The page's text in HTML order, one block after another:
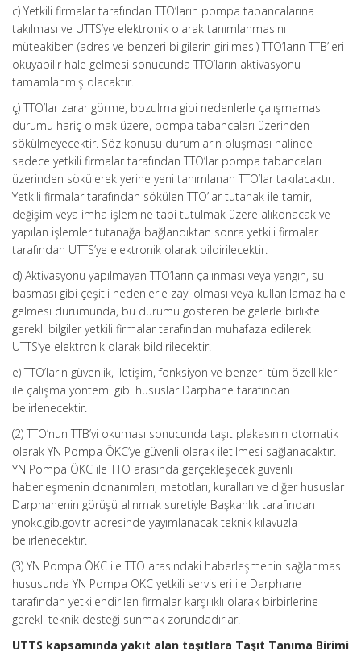
c) Yetkili firmalar tarafından TTO’ların pompa tabancalarına
takılması ve UTTS’ye elektronik olarak tanımlanmasını
müteakiben (adres ve benzeri bilgilerin girilmesi) TTO’ların TTB’leri
okuyabilir hale gelmesi sonucunda TTO’ların aktivasyonu
tamamlanmış olacaktır.
ç) TTO’lar zarar görme, bozulma gibi nedenlerle çalışmaması
durumu hariç olmak üzere, pompa tabancaları üzerinden
sökülmeyecektir. Söz konusu durumların oluşması halinde
sadece yetkili firmalar tarafından TTO’lar pompa tabancaları
üzerinden sökülerek yerine yeni tanımlanan TTO’lar takılacaktır.
Yetkili firmalar tarafından sökülen TTO’lar tutanak ile tamir,
değişim veya imha işlemine tabi tutulmak üzere alıkonacak ve
yapılan işlemler tutanağa bağlandıktan sonra yetkili firmalar
tarafından UTTS’ye elektronik olarak bildirilecektir.
d) Aktivasyonu yapılmayan TTO’ların çalınması veya yangın, su
basması gibi çeşitli nedenlerle zayi olması veya kullanılamaz hale
gelmesi durumunda, bu durumu gösteren belgelerle birlikte
gerekli bilgiler yetkili firmalar tarafından muhafaza edilerek
UTTS’ye elektronik olarak bildirilecektir.
e) TTO’ların güvenlik, iletişim, fonksiyon ve benzeri tüm özellikleri
ile çalışma yöntemi gibi hususlar Darphane tarafından
belirlenecektir.
(2) TTO’nun TTB’yi okuması sonucunda taşıt plakasının otomatik
olarak YN Pompa ÖKC’ye güvenli olarak iletilmesi sağlanacaktır.
YN Pompa ÖKC ile TTO arasında gerçekleşecek güvenli
haberleşmenin donanımları, metotları, kuralları ve diğer hususlar
Darphanenin görüşü alınmak suretiyle Başkanlık tarafından
ynokc.gib.gov.tr adresinde yayımlanacak teknik kılavuzla
belirlenecektir.
(3) YN Pompa ÖKC ile TTO arasındaki haberleşmenin sağlanması
hususunda YN Pompa ÖKC yetkili servisleri ile Darphane
tarafından yetkilendirilen firmalar karşılıklı olarak birbirlerine
gerekli teknik desteği sunmak zorundadırlar.
UTTS kapsamında yakıt alan taşıtlara Taşıt Tanıma Birimi